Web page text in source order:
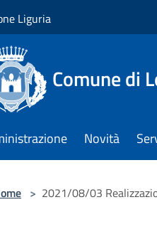
Liguria
Comune di
Novità
> 2021/08/03